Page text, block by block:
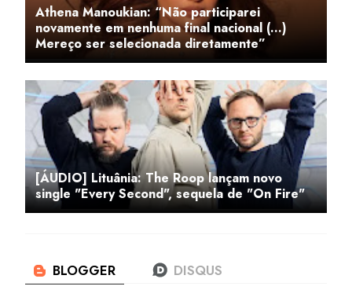
Athena Manoukian: “Não participarei
novamente em nenhuma final nacional (...)
Mereço ser selecionada diretamente”
[ÁUDIO] Lituânia: The Roop lançam novo
single "Every Second", sequela de "On Fire"